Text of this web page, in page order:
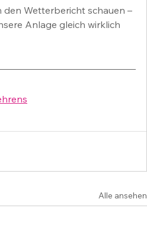
den Wetterbericht schauen –
Anlage gleich wirklich
Alle ansehen